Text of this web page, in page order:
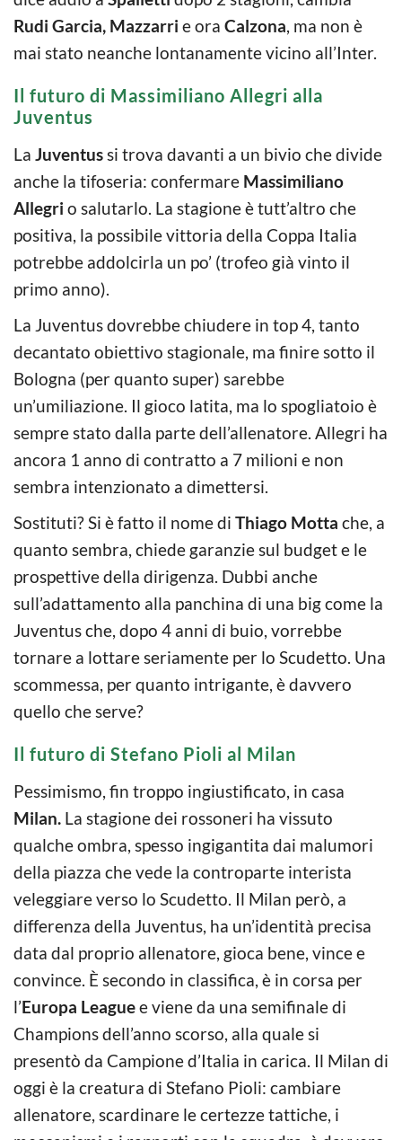
Rudi Garcia, Mazzarri e ora Calzona, ma non è
mai stato neanche lontanamente vicino all’Inter.
Il futuro di Massimiliano Allegri alla
Juventus
La Juventussi trova davanti a un bivio che divide
anche la tifoseria: confermare Massimiliano
Allegri o salutarlo. La stagione è tutt’altro che
positiva, la possibile vittoria della Coppa Italia
potrebbe addolcirla un po’ (trofeo già vinto il
primo anno).
La Juventus dovrebbe chiudere in top 4, tanto
decantato obiettivo stagionale, ma finire sotto il
Bologna (per quanto super) sarebbe
un’umiliazione. Il gioco latita, ma lo spogliatoio è
sempre stato dalla parte dell’allenatore. Allegri ha
ancora 1 anno di contratto a 7 milioni e non
sembra intenzionato a dimettersi.
Sostituti? Si è fatto il nome di Thiago Motta che, a
quanto sembra, chiede garanzie sul budget e le
prospettive della dirigenza. Dubbi anche
sull’adattamento alla panchina di una big come la
Juventus che, dopo 4 anni di buio, vorrebbe
tornare a lottare seriamente per lo Scudetto. Una
scommessa, per quanto intrigante, è davvero
quello che serve?
Il futuro di Stefano Pioli al Milan
Pessimismo, fin troppo ingiustificato, in casa
Milan. La stagione dei rossoneri ha vissuto
qualche ombra, spesso ingigantita dai malumori
della piazza che vede la controparte interista
veleggiare verso lo Scudetto. Il Milan però, a
differenza della Juventus, ha un’identità precisa
data dal proprio allenatore, gioca bene, vince e
convince. È secondo in classifica, è in corsa per
l’Europa Leaguee viene da una semifinale di
Champions dell’anno scorso, alla quale si
presentò da Campione d’Italia in carica. Il Milan di
oggi è la creatura di Stefano Pioli: cambiare
allenatore, scardinare le certezze tattiche, i